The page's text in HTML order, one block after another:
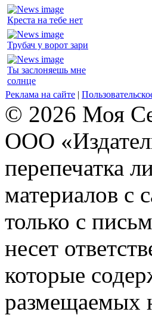
Креста на тебе нет
Трубач у ворот зари
Ты заслоняешь мне
солнце
Реклама на сайте |
© 2026 Моя
ООО
перепечатка
материалов с
только с
несет
которые
размещаемых